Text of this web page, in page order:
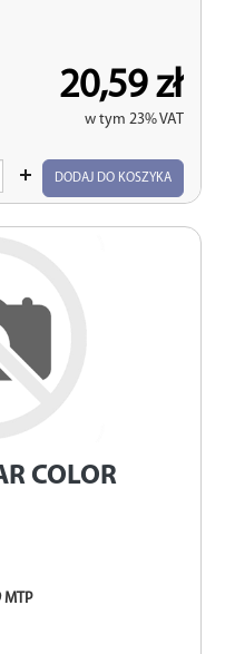
20,59 zł
w tym 23% VAT
DODAJ DO KOSZYKA
COLOR
MTP